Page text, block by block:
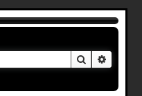
Поиск